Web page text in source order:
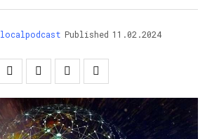
localpodcast Published 11.02.2024